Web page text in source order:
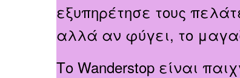
εξυπηρέτησε τους
αλλά αν φύγει, το
Το Wanderstop είναι